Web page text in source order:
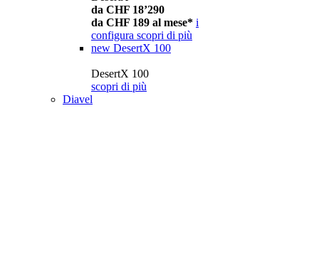
da CHF 18’290
da CHF 189 al mese* i
configura scopri di più
new DesertX 100
DesertX 100
scopri di più
Diavel